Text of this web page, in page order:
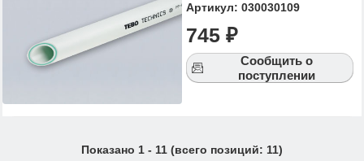
Артикул: 030030109
745 ₽
Сообщить о
поступлении
Показано 1 - 11 (всего позиций: 11)